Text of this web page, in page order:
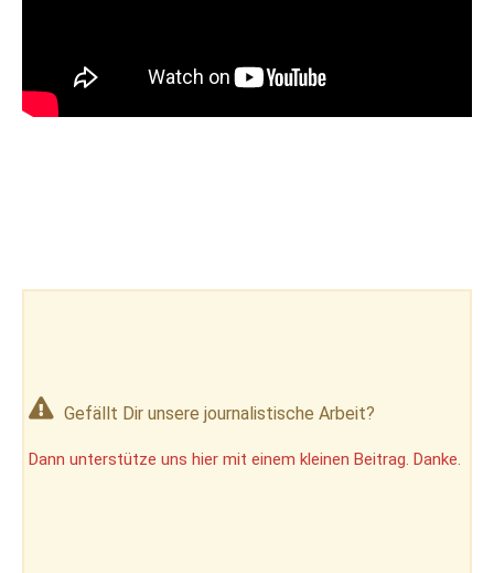
Gefällt Dir unsere journalistische Arbeit?
Dann unterstütze uns hier mit einem kleinen Beitrag. Danke.